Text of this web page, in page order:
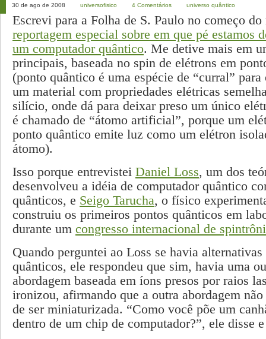
30 de ago de 2008 universofisico 4 Comentários universo quântico
Escrevi para a Folha de S. Paulo no começo
reportagem especial sobre em que pé estamos
um computador quântico. Me detive mais em
principais, baseada no spin de elétrons em
(ponto quântico é uma espécie de “curral” para
um material com propriedades elétricas
silício, onde dá para deixar preso um único
é chamado de “átomo artificial”, porque um
ponto quântico emite luz como um elétron
átomo).
Isso porque entrevistei Daniel Loss, um dos
desenvolveu a idéia de computador quântico
quânticos, e Seigo Tarucha, o físico
construiu os primeiros pontos quânticos em
durante um congresso internacional de
Quando perguntei ao Loss se havia alternativas
quânticos, ele respondeu que sim, havia uma
abordagem baseada em íons presos por raios
ironizou, afirmando que a outra abordagem
de ser miniaturizada. “Como você põe um
dentro de um chip de computador?”, ele disse